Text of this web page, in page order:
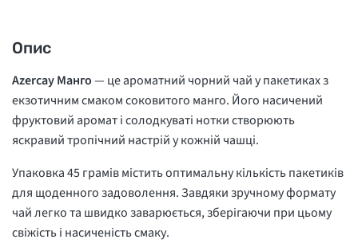
Опис
Azercay Манго— це ароматний чорний чай у пакетиках з
екзотичним смаком соковитого манго. Його насичений
фруктовий аромат і солодкуваті нотки створюють
яскравий тропічний настрій у кожній чашці.
Упаковка 45 грамів містить оптимальну кількість пакетиків
для щоденного задоволення. Завдяки зручному формату
чай легко та швидко заварюється, зберігаючи при цьому
свіжість і насиченість смаку.